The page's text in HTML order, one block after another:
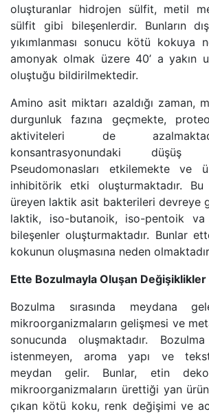
oluşturanlar hidrojen sülfit, metil
sülfit gibi bileşenlerdir. Bunların
yıkımlanması sonucu kötü kokuya
amonyak olmak üzere 40’ a yakın
oluştuğu bildirilmektedir.
Amino asit miktarı azaldığı zaman,
durgunluk fazına geçmekte,
aktiviteleri de
konsantrasyonundaki
Pseudomonasları etkilemekte ve
inhibitörik etki oluşturmaktadır.
üreyen laktik asit bakterileri devreye
laktik, iso-butanoik, iso-pentoik
bileşenler oluşturmaktadır. Bunlar
kokunun oluşmasına neden
Ette Bozulmayla Oluşan Değişiklikler
Bozulma sırasında meydana
mikroorganizmaların gelişmesi ve
sonucunda oluşmaktadır.
istenmeyen, aroma yapı ve
meydan gelir. Bunlar, etin
mikroorganizmaların ürettiği yan
çıkan kötü koku, renk değişimi ve